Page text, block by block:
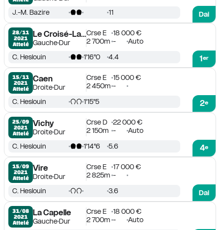
Dai
J.-M. Bazire 11
28/11
2021
Attelé
Le Croisé-Laroche
GaucheDur
Crse E
18 000 €
2 700m - Auto
1er
C. Heslouin 1'16''0 4.4
15/11
2021
Attelé
Caen
DroiteDur
Crse E
15 000 €
2 450m -
2e
C. Heslouin 1'15''5
25/09
2021
Attelé
Vichy
DroiteDur
Crse D
22 000 €
2 150m - Auto
4e
C. Heslouin 1'14''6 5.6
15/09
2021
Attelé
Vire
DroiteDur
Crse E
17 000 €
2 825m -
Dai
C. Heslouin 3.6
31/08
2021
Attelé
La Capelle
GaucheDur
Crse E
18 000 €
2 700m - Auto